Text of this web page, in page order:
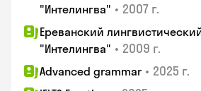
"Интелингва" • 2007 г.
Ереванский
"Интелингва" • 2009 г.
Advanced grammar • 2025 г.